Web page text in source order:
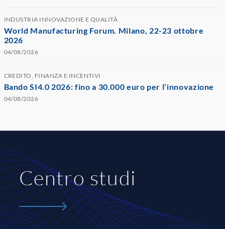
INDUSTRIA INNOVAZIONE E QUALITÀ
World Manufacturing Forum. Milano, 22-23 ottobre
2026
04/08/2026
CREDITO, FINANZA E INCENTIVI
Bando SI4.0 2026: fino a 30.000 euro per l’innovazione
04/08/2026
Centro studi